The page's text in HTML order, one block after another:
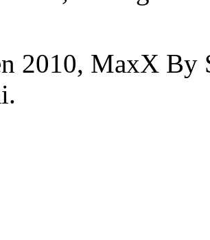
2010, MaxX By